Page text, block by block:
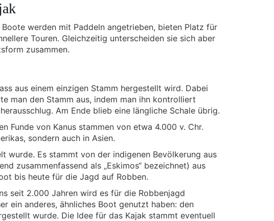
werden mit Paddeln angetrieben, bieten Platz für
Touren. Gleichzeitig unterscheiden sie sich aber
zusammen.
aus einem einzigen Stamm hergestellt wird. Dabei
man den Stamm aus, indem man ihn kontrolliert
Am Ende blieb eine längliche Schale übrig.
Funde von Kanus stammen von etwa 4.000 v. Chr.
sondern auch in Asien.
wurde. Es stammt von der indigenen Bevölkerung aus
zusammenfassend als „Eskimos“ bezeichnet) aus
bis heute für die Jagd auf Robben.
seit 2.000 Jahren wird es für die Robbenjagd
ein anderes, ähnliches Boot genutzt haben: den
wurde. Die Idee für das Kajak stammt eventuell